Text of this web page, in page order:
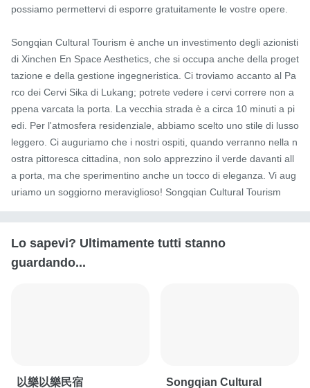
possiamo permettervi di esporre gratuitamente le vostre opere.
Songqian Cultural Tourism è anche un investimento degli azionisti
di Xinchen En Space Aesthetics, che si occupa anche della proget
tazione e della gestione ingegneristica. Ci troviamo accanto al Pa
rco dei Cervi Sika di Lukang; potrete vedere i cervi correre non a
ppena varcata la porta. La vecchia strada è a circa 10 minuti a pi
edi. Per l'atmosfera residenziale, abbiamo scelto uno stile di lusso
leggero. Ci auguriamo che i nostri ospiti, quando verranno nella n
ostra pittoresca cittadina, non solo apprezzino il verde davanti all
a porta, ma che sperimentino anche un tocco di eleganza. Vi aug
uriamo un soggiorno meraviglioso! Songqian Cultural Tourism
Lo sapevi? Ultimamente tutti stanno
guardando...
以樂以樂民宿 Songqian Cultural